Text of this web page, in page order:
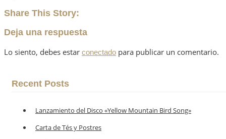
Share This Story:
Deja una respuesta
Lo siento, debes estar conectado para publicar un comentario.
Recent Posts
Lanzamiento del Disco «Yellow Mountain Bird Song»
Carta de Tés y Postres